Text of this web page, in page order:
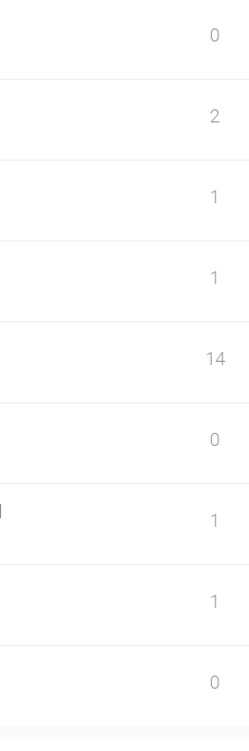
0
2
1
1
14
0
1
1
0